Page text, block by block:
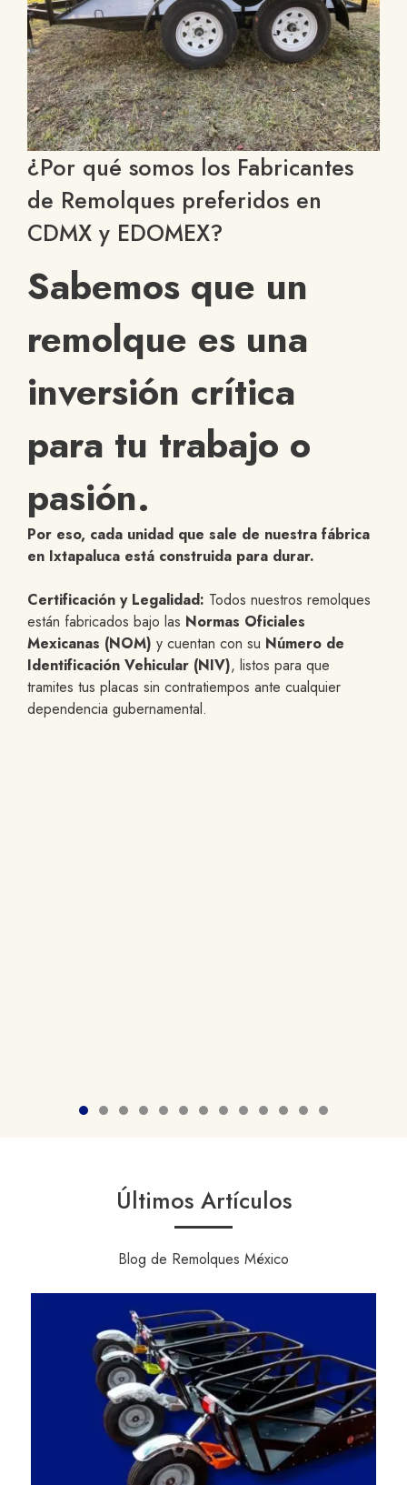
¿Por qué somos los Fabricantes
de Remolques preferidos en
CDMX y EDOMEX?
Sabemos que un
remolque es una
inversión crítica
para tu trabajo o
pasión.
Por eso, cada unidad que sale de nuestra fábrica
en Ixtapaluca está construida para durar.
Certificación y Legalidad: Todos nuestros remolques
están fabricados bajo las Normas Oficiales
Mexicanas (NOM) y cuentan con su Número de
Identificación Vehicular (NIV), listos para que
tramites tus placas sin contratiempos ante cualquier
dependencia gubernamental.
Últimos Artículos
Blog de Remolques México